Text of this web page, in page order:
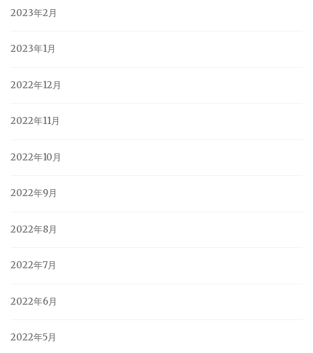
2023年2月
2023年1月
2022年12月
2022年11月
2022年10月
2022年9月
2022年8月
2022年7月
2022年6月
2022年5月